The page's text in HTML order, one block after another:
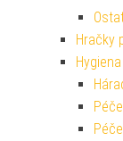
Hračky